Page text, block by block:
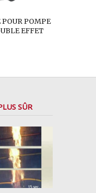
POMPE
EFFET
SÛR